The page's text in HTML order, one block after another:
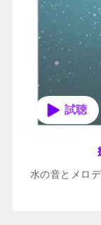
水の音とメロ